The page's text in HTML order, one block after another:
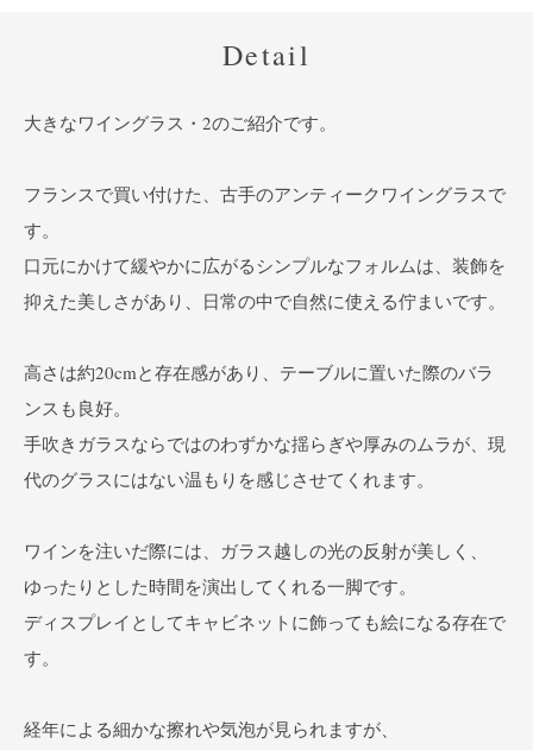
Detail
大きなワイングラス・2のご紹介です。
フランスで買い付けた、古手のアンティークワイングラスで
す。
口元にかけて緩やかに広がるシンプルなフォルムは、装飾を
抑えた美しさがあり、日常の中で自然に使える佇まいです。
高さは約20cmと存在感があり、テーブルに置いた際のバラ
ンスも良好。
手吹きガラスならではのわずかな揺らぎや厚みのムラが、現
代のグラスにはない温もりを感じさせてくれます。
ワインを注いだ際には、ガラス越しの光の反射が美しく、
ゆったりとした時間を演出してくれる一脚です。
ディスプレイとしてキャビネットに飾っても絵になる存在で
す。
経年による細かな擦れや気泡が見られますが、